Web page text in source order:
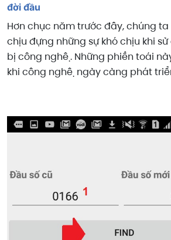
đời đầu
Hơn chục năm trước đây, chúng
chịu đựng những sự khó chịu khi
bị công nghệ. Những phiền toái
khi công nghệ ngày càng phát